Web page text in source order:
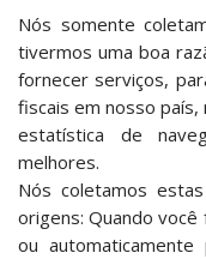
Nós somente
tivermos uma boa
fornecer serviços,
fiscais em nosso país,
estatística de
melhores.
Nós coletamos
origens: Quando
ou